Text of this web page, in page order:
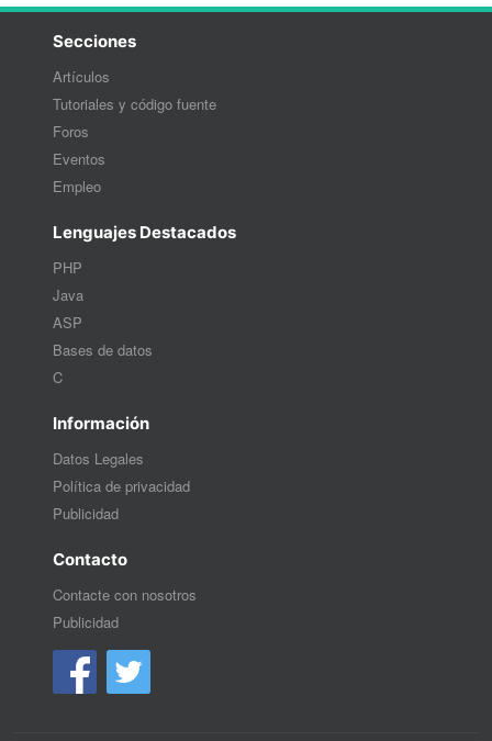
Secciones
Artículos
Tutoriales y código fuente
Foros
Eventos
Empleo
Lenguajes Destacados
PHP
Java
ASP
Bases de datos
C
Información
Datos Legales
Política de privacidad
Publicidad
Contacto
Contacte con nosotros
Publicidad